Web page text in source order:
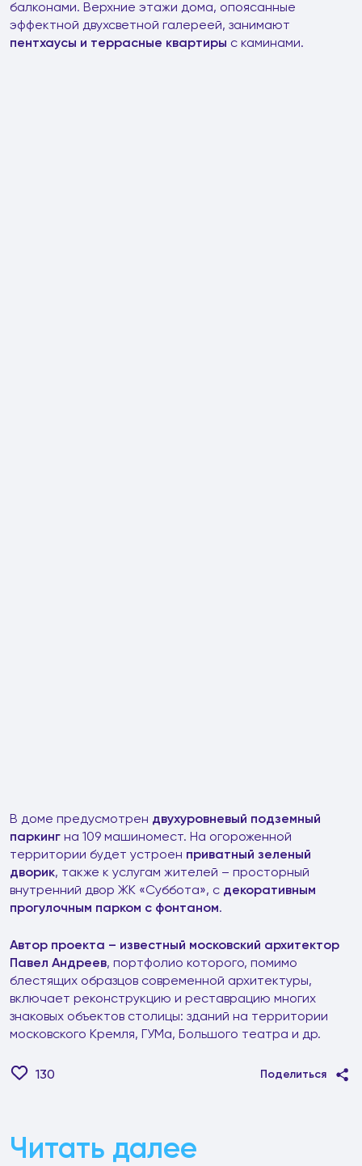
балконами. Верхние этажи дома, опоясанные
эффектной двухсветной галереей, занимают
пентхаусы и террасные квартиры с каминами.
В доме предусмотрен двухуровневый подземный
паркинг на 109 машиномест. На огороженной
территории будет устроен приватный зеленый
дворик, также к услугам жителей – просторный
внутренний двор ЖК «Суббота», с декоративным
прогулочным парком с фонтаном.
Автор проекта – известный московский архитектор
Павел Андреев, портфолио которого, помимо
блестящих образцов современной архитектуры,
включает реконструкцию и реставрацию многих
знаковых объектов столицы: зданий на территории
московского Кремля, ГУМа, Большого театра и др.
130 Поделиться
Читать далее